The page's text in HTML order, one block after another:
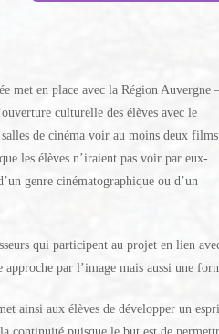
met en place avec la Région Auvergne
culturelle des élèves avec le
salles de cinéma voir au moins deux films
les élèves n’iraient pas voir par eux-
genre cinématographique ou d’un
qui participent au projet en lien
approche par l’image mais aussi une
ainsi aux élèves de développer un